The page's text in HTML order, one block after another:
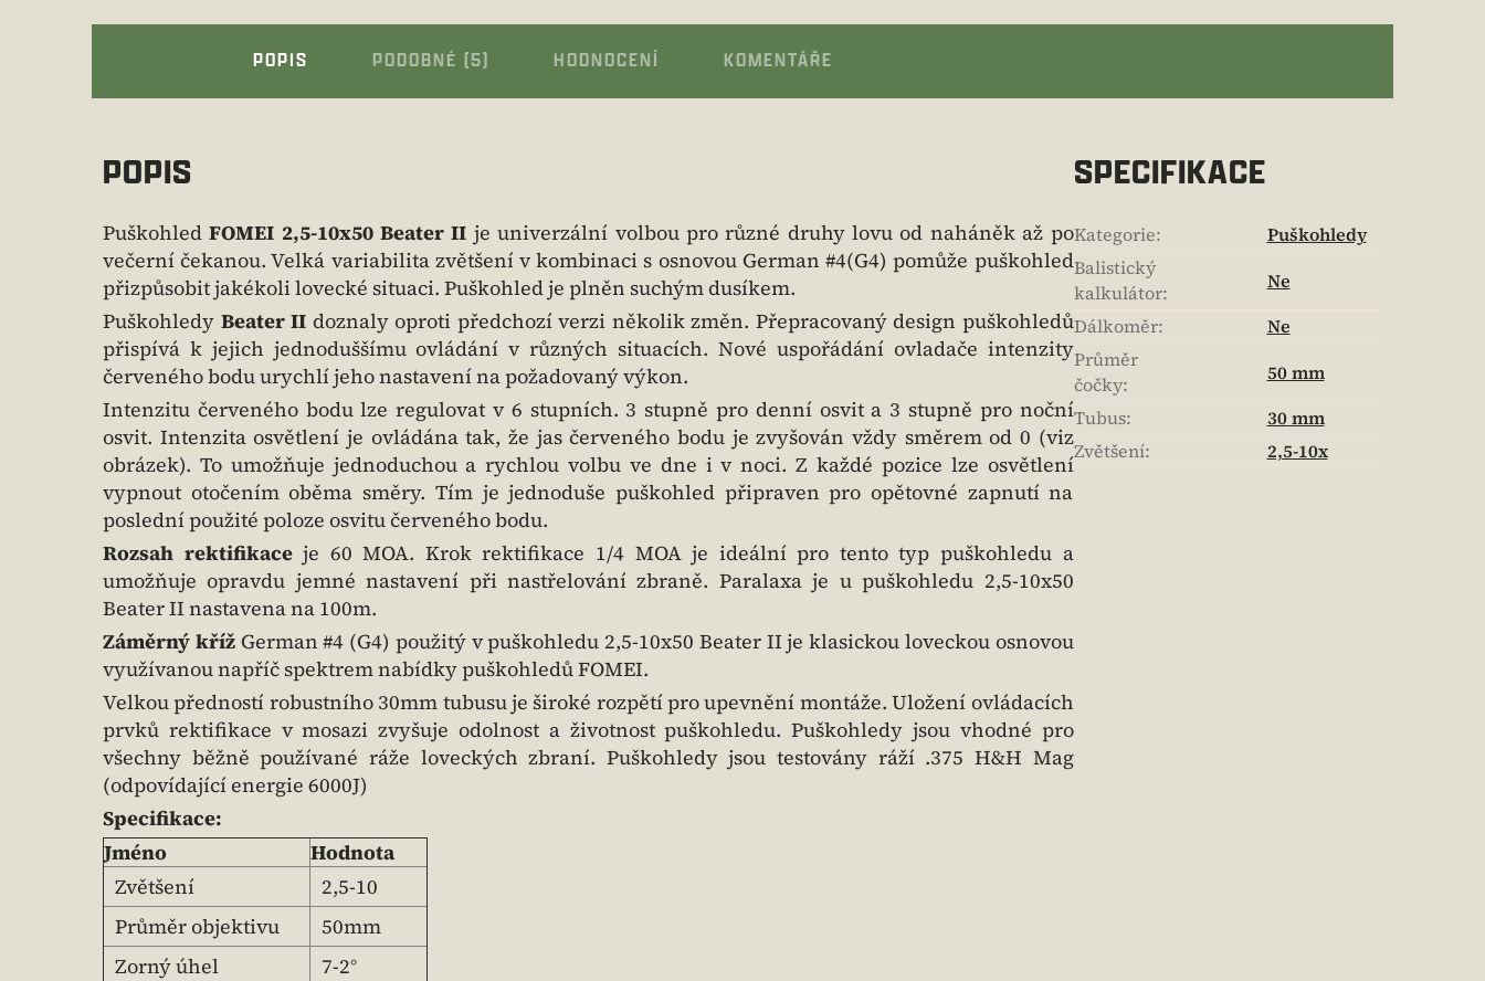
POPIS PODOBNÉ (5) HODNOCENÍ KOMENTÁŘE
POPIS
PuškohledFOMEI 2,5-10x50 Beater II je univerzální volbou pro různé druhy lovu od naháněk až po
večerní čekanou. Velká variabilita zvětšení v kombinaci s osnovou German #4(G4) pomůže puškohled
přizpůsobit jakékoli lovecké situaci. Puškohled je plněn suchým dusíkem.
Puškohledy Beater II doznaly oproti předchozí verzi několik změn. Přepracovaný design puškohledů
přispívá k jejich jednoduššímu ovládání v různých situacích. Nové uspořádání ovladače intenzity
červeného bodu urychlí jeho nastavení na požadovaný výkon.
Intenzitu červeného bodu lze regulovat v 6 stupních. 3 stupně pro denní osvit a 3 stupně pro noční
osvit. Intenzita osvětlení je ovládána tak, že jas červeného bodu je zvyšován vždy směrem od 0 (viz
obrázek). To umožňuje jednoduchou a rychlou volbu ve dne i v noci. Z každé pozice lze osvětlení
vypnout otočením oběma směry. Tím je jednoduše puškohled připraven pro opětovné zapnutí na
poslední použité poloze osvitu červeného bodu.
Rozsah rektifikaceje 60 MOA. Krok rektifikace 1/4 MOA je ideální pro tento typ puškohledu a
umožňuje opravdu jemné nastavení při nastřelování zbraně. Paralaxa je u puškohledu 2,5-10x50
Beater II nastavena na 100m.
Záměrný křížGerman #4 (G4) použitý v puškohledu 2,5-10x50 Beater II je klasickou loveckou osnovou
využívanou napříč spektrem nabídky puškohledů FOMEI.
Velkou předností robustního 30mm tubusu je široké rozpětí pro upevnění montáže. Uložení ovládacích
prvků rektifikace v mosazi zvyšuje odolnost a životnost puškohledu. Puškohledy jsou vhodné pro
všechny běžně používané ráže loveckých zbraní. Puškohledy jsou testovány ráží .375 H&H Mag
(odpovídající energie 6000J)
Specifikace:
Jméno
Hodnota
Zvětšení
2,5-10
Průměr objektivu
50mm
Zorný úhel
7-2°
SPECIFIKACE
Kategorie:
Puškohledy
Balistický
kalkulátor:
Ne
Dálkoměr:
Ne
Průměr
čočky:
50 mm
Tubus:
30 mm
Zvětšení: 2,5-10x